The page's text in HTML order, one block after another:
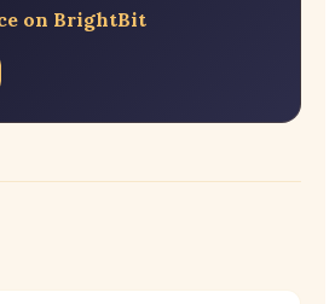
on BrightBit